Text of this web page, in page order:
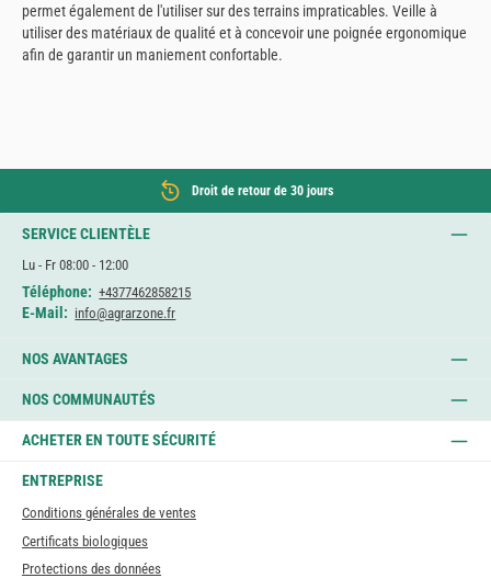
permet également de l'utiliser sur des terrains impraticables. Veille à
utiliser des matériaux de qualité et à concevoir une poignée ergonomique
afin de garantir un maniement confortable.
Droit de retour de 30 jours
SERVICE CLIENTÈLE
Lu - Fr 08:00 - 12:00
Téléphone: +4377462858215
E-Mail: info@agrarzone.fr
NOS AVANTAGES
NOS COMMUNAUTÉS
ACHETER EN TOUTE SÉCURITÉ
ENTREPRISE
Conditions générales de ventes
Certificats biologiques
Protections des données